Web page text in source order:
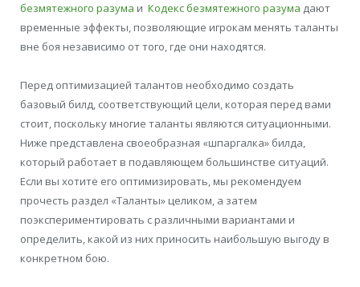
безмятежного разума и Кодекс безмятежного разума дают
временные эффекты, позволяющие игрокам менять таланты
вне боя независимо от того, где они находятся.
Перед оптимизацией талантов необходимо создать
базовый билд, соответствующий цели, которая перед вами
стоит, поскольку многие таланты являются ситуационными.
Ниже представлена своеобразная «шпаргалка» билда,
который работает в подавляющем большинстве ситуаций.
Если вы хотите его оптимизировать, мы рекомендуем
прочесть раздел «Таланты» целиком, а затем
поэкспериментировать с различными вариантами и
определить, какой из них приносить наибольшую выгоду в
конкретном бою.